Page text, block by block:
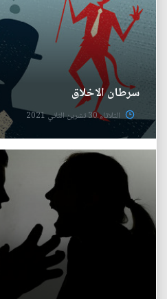
سرطان الاخلاق
الثلاثاء 30 تشرين الثاني 2021